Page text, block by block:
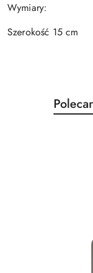
Wymiary:
Szerokość 15 cm
Pomiń
o